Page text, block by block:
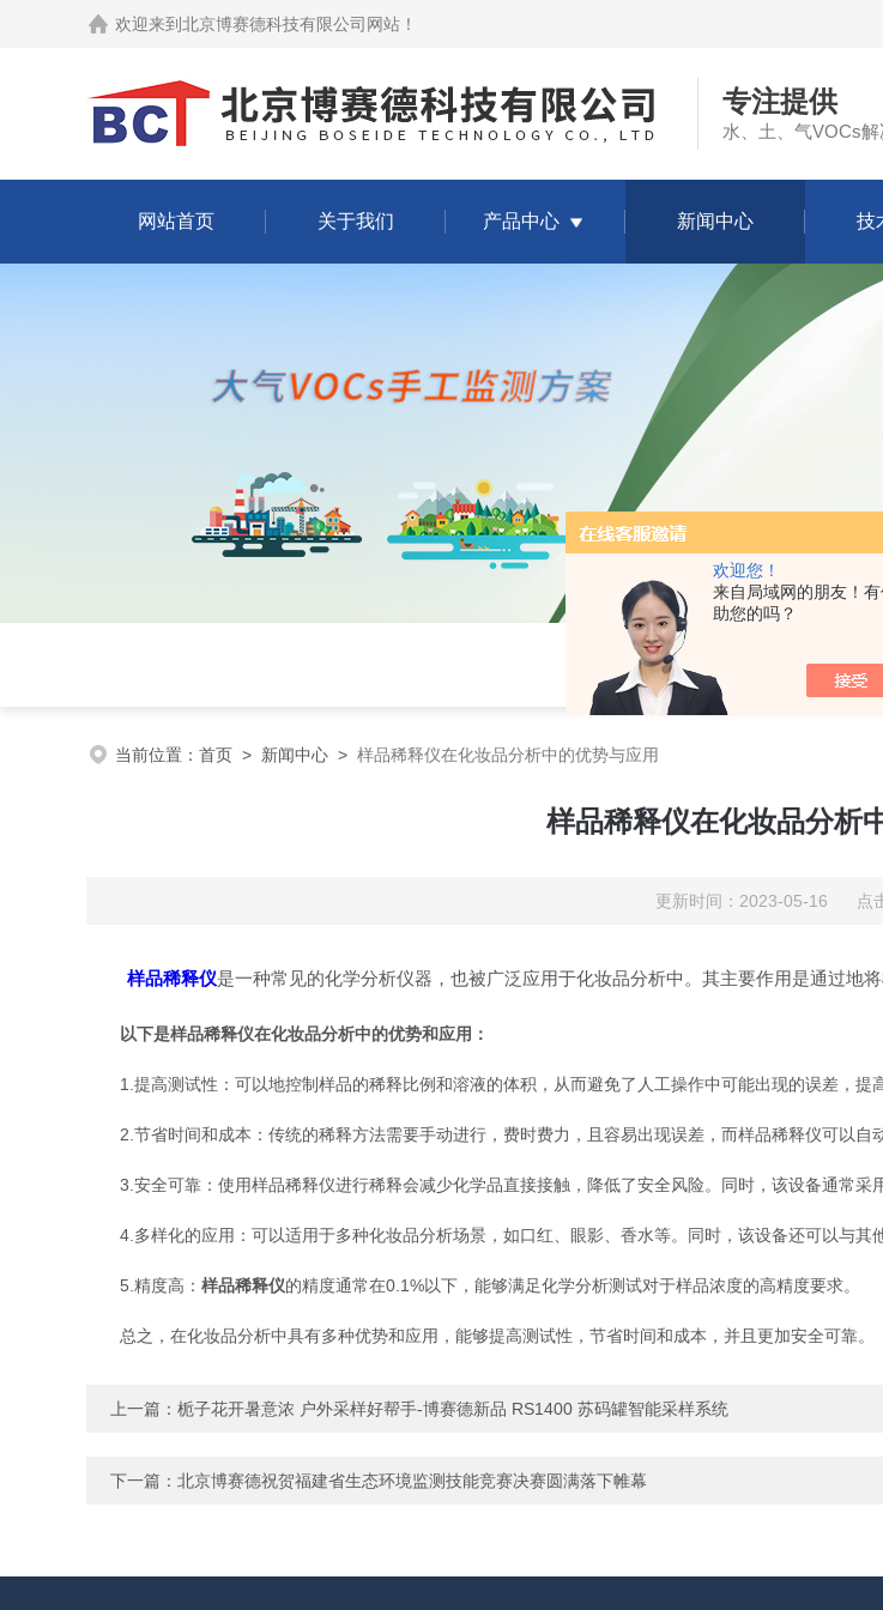
欢迎您！
来自局域网的朋友！
助您的吗？
欢迎来到 北京博赛德科技有限公司网站 ！
专注提供
水、土、气VOCs解
网站首页 关于我们 产品中心 新闻中心 技
当前位置： 首页 > 新闻中心 > 样品稀释仪在化妆品分析中的优势与应用
样品稀释仪在化妆品分析
更新时间：2023-05-16 点
样品稀释仪是一种常见的化学分析仪器，也被广泛应用于化妆品分析中。其主要作用是通过地
以下是样品稀释仪在化妆品分析中的优势和应用：
1.提高测试性：可以地控制样品的稀释比例和溶液的体积，从而避免了人工操作中可能出现的误差，提高
2.节省时间和成本：传统的稀释方法需要手动进行，费时费力，且容易出现误差，而样品稀释仪可以自
3.安全可靠：使用样品稀释仪进行稀释会减少化学品直接接触，降低了安全风险。同时，该设备通常采
4.多样化的应用：可以适用于多种化妆品分析场景，如口红、眼影、香水等。同时，该设备还可以与其
5.精度高： 样品稀释仪的精度通常在0.1%以下，能够满足化学分析测试对于样品浓度的高精度要求。
总之，在化妆品分析中具有多种优势和应用，能够提高测试性，节省时间和成本，并且更加安全可靠。
上一篇： 栀子花开暑意浓 户外采样好帮手-博赛德新品 RS1400 苏码罐智能采样系统
下一篇： 北京博赛德祝贺福建省生态环境监测技能竞赛决赛圆满落下帷幕